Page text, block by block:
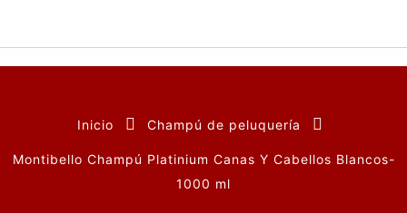
Inicio Champú de peluquería
Montibello Champú Platinium Canas Y Cabellos Blancos-
1000 ml